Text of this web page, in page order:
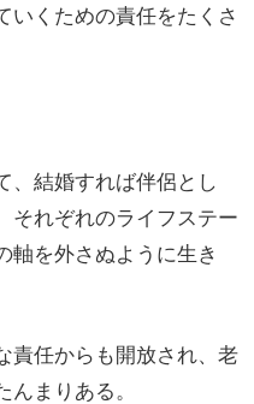
いくための責任をたくさ
、結婚すれば伴侶とし
それぞれのライフステー
軸を外さぬように生き
責任からも開放され、老
まりある。